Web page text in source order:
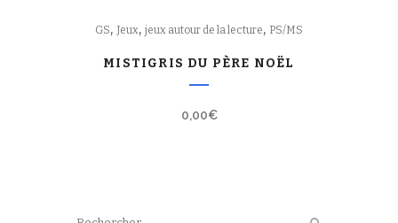
GS, Jeux, jeux autour de la lecture, PS/MS
MISTIGRIS DU PÈRE NOËL
0,00€